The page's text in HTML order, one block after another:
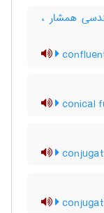
همشار ،
conical